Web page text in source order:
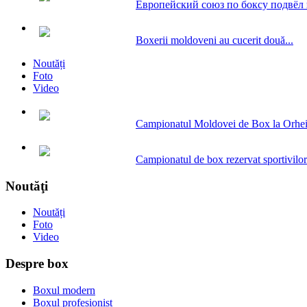
Европейский союз по боксу подвёл
Boxerii moldoveni au cucerit două...
Noutăți
Foto
Video
Campionatul Moldovei de Box la Orhei
Campionatul de box rezervat
Noutăţi
Noutăți
Foto
Video
Despre box
Boxul modern
Boxul profesionist